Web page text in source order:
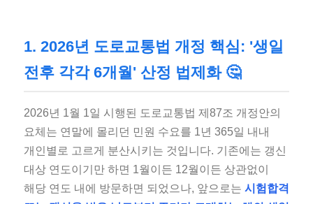
1. 2026년 도로교통법 개정 핵심: '생일
전후 각각 6개월' 산정 법제화 🤔
2026년 1월 1일 시행된 도로교통법 제87조 개정안의
요체는 연말에 몰리던 민원 수요를 1년 365일 내내
개인별로 고르게 분산시키는 것입니다. 기존에는 갱신
대상 연도이기만 하면 1월이든 12월이든 상관없이
해당 연도 내에 방문하면 되었으나, 앞으로는 시험합격